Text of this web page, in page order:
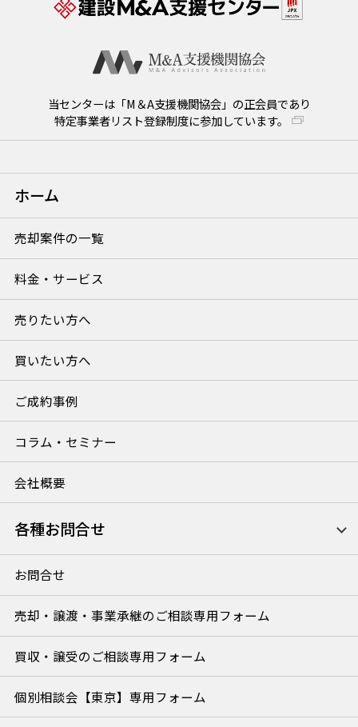
当センターは「M＆A支援機関協会」の正会員であり
特定事業者リスト登録制度に参加しています。
ホーム
売却案件の一覧
料金・サービス
売りたい方へ
買いたい方へ
ご成約事例
コラム・セミナー
会社概要
各種お問合せ
お問合せ
売却・譲渡・事業承継のご相談専用フォーム
買収・譲受のご相談専用フォーム
個別相談会【東京】専用フォーム